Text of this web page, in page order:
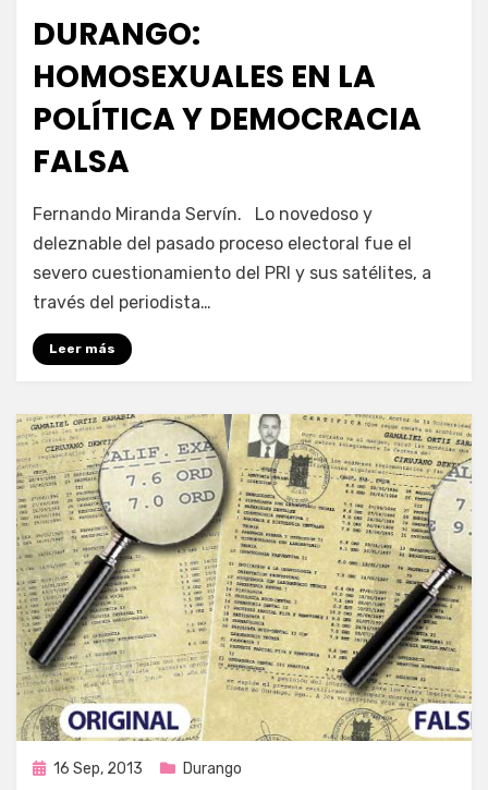
DURANGO:
HOMOSEXUALES EN LA
POLÍTICA Y DEMOCRACIA
FALSA
Enrique
Fernando Miranda Servín. Lo novedoso y
deleznable del pasado proceso electoral fue el
severo cuestionamiento del PRI y sus satélites, a
través del periodista…
Leer más
Publicada
16 Sep, 2013 Durango